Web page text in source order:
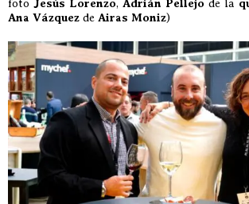
foto Jesús Lorenzo, Adrián Pellejo de la
Ana Vázquez de Airas Moniz)